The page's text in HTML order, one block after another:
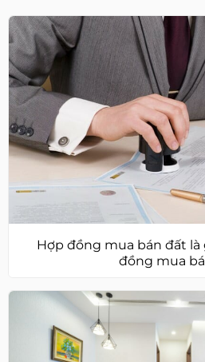
Hợp đồng mua bán đất là
đồng mua